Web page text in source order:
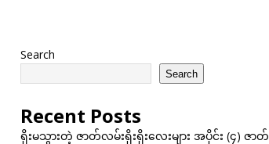
Search
Search
Recent Posts
ရိုးမသွားတဲ့ ဇာတ်လမ်းရိုးရိုးလေးများ အပိုင်း (၄) ဇာတ်